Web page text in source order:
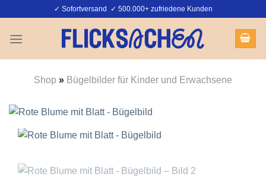
springen
✓ Sofortversand ✓ 500.000+ zufriedene Kunden
Shop » Bügelbilder für Kinder und Erwachsene